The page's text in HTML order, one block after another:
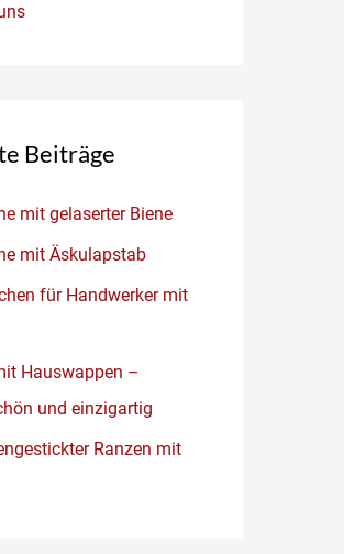
Beiträge
mit gelaserter Biene
mit Äskulapstab
für Handwerker mit
Hauswappen –
und einzigartig
Ranzen mit